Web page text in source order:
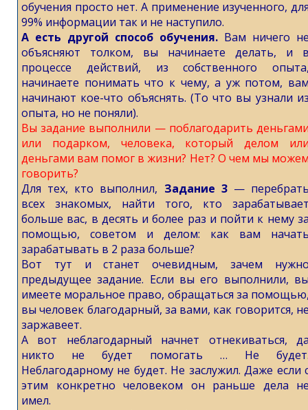
обучения просто нет. А применение изученного,
99% информации так и не наступило.
А есть другой способ обучения. Вам ничего
объясняют толком, вы начинаете делать, и
процессе действий, из собственного
начинаете понимать что к чему, а уж потом,
начинают кое-что объяснять. (То что вы узнали
опыта, но не поняли).
Вы задание выполнили — поблагодарить
или подарком, человека, который делом
деньгами вам помог в жизни? Нет? О чем мы
говорить?
Для тех, кто выполнил, Задание 3 —
всех знакомых, найти того, кто
больше вас, в десять и более раз и пойти к нему
помощью, советом и делом: как вам
зарабатывать в 2 раза больше?
Вот тут и станет очевидным, зачем
предыдущее задание. Если вы его выполнили,
имеете моральное право, обращаться за
вы человек благодарный, за вами, как говорится,
заржавеет.
А вот неблагодарный начнет отнекиваться,
никто не будет помогать … Не
Неблагодарному не будет. Не заслужил. Даже если
этим конкретно человеком он раньше дела
имел.